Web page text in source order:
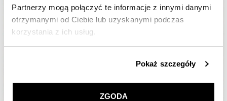
Partnerzy mogą połączyć te informacje z innymi danymi
otrzymanymi od Ciebie lub uzyskanymi podczas
korzystania z ich usług.
przez nas plików cookie znajdziesz wPolityce
Pokaż szczegóły
ZGODA